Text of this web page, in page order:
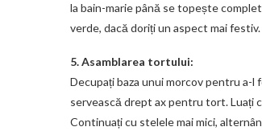
la bain-marie până se topește
verde, dacă doriți un aspect mai festiv.
5. Asamblarea tortului:
Decupați baza unui morcov pentru a-
servească drept ax pentru tort. Luați
Continuați cu stelele mai mici,